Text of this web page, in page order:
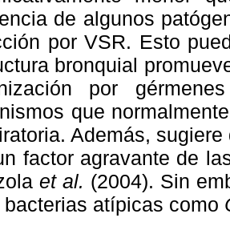
de algunos
por VSR. Esto
bronquial
por
que
Además,
factor agravante de
et al. (2004). Sin
bacterias atípicas como